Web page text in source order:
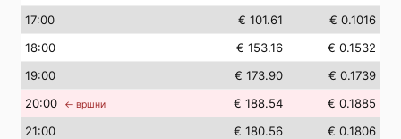
17:00 € 101.61
€ 0.1016
18:00 € 153.16
€ 0.1532
19:00 € 173.90
€ 0.1739
20:00 ← вршни € 188.54
€ 0.1885
21:00 € 180.56
€ 0.1806